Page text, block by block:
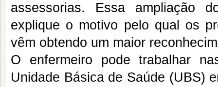
assessorias. Essa ampliação
explique o motivo pelo qual os
vêm obtendo um maior
O enfermeiro pode trabalhar
Unidade Básica de Saúde (UBS)